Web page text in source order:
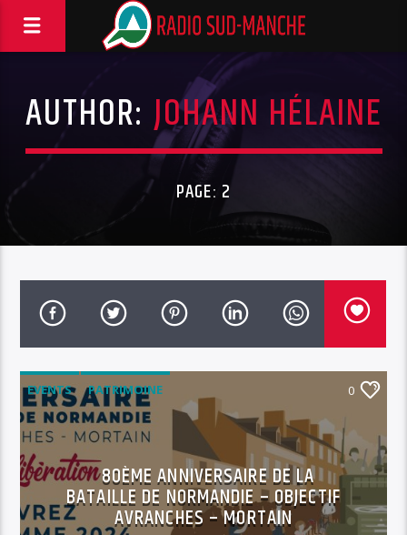
AUTHOR: JOHANN HÉLAINE
PAGE: 2
EVENTS PATRIMOINE 0
80ÈME ANNIVERSAIRE DE LA
BATAILLE DE NORMANDIE – OBJECTIF
AVRANCHES – MORTAIN